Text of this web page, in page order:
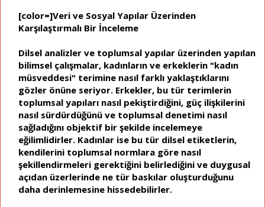
[color=]Veri ve Sosyal Yapılar Üzerinden
Karşılaştırmalı Bir İnceleme
Dilsel analizler ve toplumsal yapılar üzerinden yapılan
bilimsel çalışmalar, kadınların ve erkeklerin "kadın
müsveddesi" terimine nasıl farklı yaklaştıklarını
gözler önüne seriyor. Erkekler, bu tür terimlerin
toplumsal yapıları nasıl pekiştirdiğini, güç ilişkilerini
nasıl sürdürdüğünü ve toplumsal denetimi nasıl
sağladığını objektif bir şekilde incelemeye
eğilimlidirler. Kadınlar ise bu tür dilsel etiketlerin,
kendilerini toplumsal normlara göre nasıl
şekillendirmeleri gerektiğini belirlediğini ve duygusal
açıdan üzerlerinde ne tür baskılar oluşturduğunu
daha derinlemesine hissedebilirler.